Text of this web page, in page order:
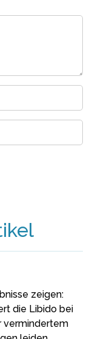
zeigen:
die Libido bei
vermindertem